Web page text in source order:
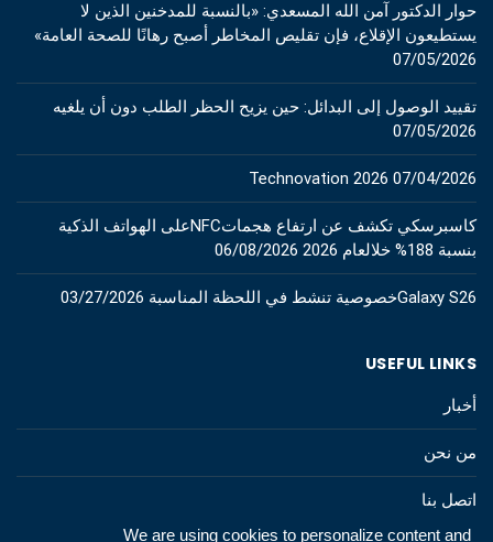
We are using cookies to personalize content and
حوار الدكتور آمن الله المسعدي: «بالنسبة للمدخنين الذين لا
يستطيعون الإقلاع، فإن تقليص المخاطر أصبح رهانًا للصحة العامة»
07/05/2026
تقييد الوصول إلى البدائل: حين يزيح الحظر الطلب دون أن يلغيه
07/05/2026
Technovation 2026 07/04/2026
كاسبرسكي تكشف عن ارتفاع هجماتNFCعلى الهواتف الذكية
بنسبة 188% خلالعام 2026
06/08/2026
Galaxy S26خصوصية تنشط في اللحظة المناسبة 03/27/2026
USEFUL LINKS
أخبار
من نحن
اتصل بنا